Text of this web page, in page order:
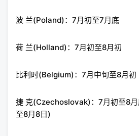
波 兰(Poland)：7月初至7月底
荷 兰(Holland)：7月初至8月初
比利时(Belgium)：7月中旬至8月初
捷 克(Czechoslovak)：7月初至8
至8月8日)